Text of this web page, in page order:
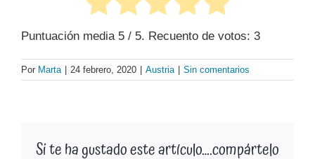
Puntuación media 5 / 5. Recuento de votos: 3
Por Marta 24 febrero, 2020 Austria Sin comentarios
Si te ha gustado este artículo….compártelo